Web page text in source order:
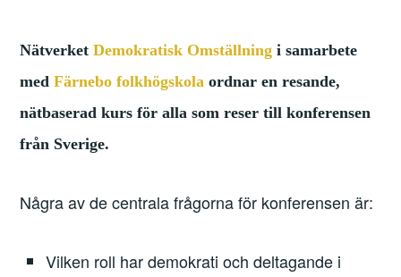
NätverketDemokratisk Omställning i samarbete
med Färnebo folkhögskola ordnar en resande,
nätbaserad kurs för alla som reser till konferensen
från Sverige.
Några av de centrala frågorna för konferensen är:
Vilken roll har demokrati och deltagande i